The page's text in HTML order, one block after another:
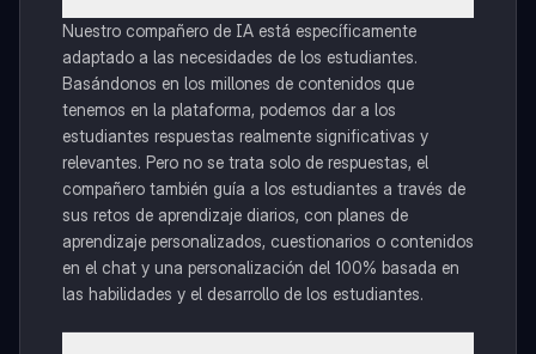
Nuestro compañero de IA está específicamente
adaptado a las necesidades de los estudiantes.
Basándonos en los millones de contenidos que
tenemos en la plataforma, podemos dar a los
estudiantes respuestas realmente significativas y
relevantes. Pero no se trata solo de respuestas, el
compañero también guía a los estudiantes a través de
sus retos de aprendizaje diarios, con planes de
aprendizaje personalizados, cuestionarios o contenidos
en el chat y una personalización del 100% basada en
las habilidades y el desarrollo de los estudiantes.